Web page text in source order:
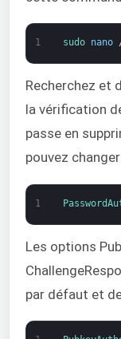
1 sudo nano
Recherchez et
la vérification
passe en
pouvez changer
1
Les options
par défaut et